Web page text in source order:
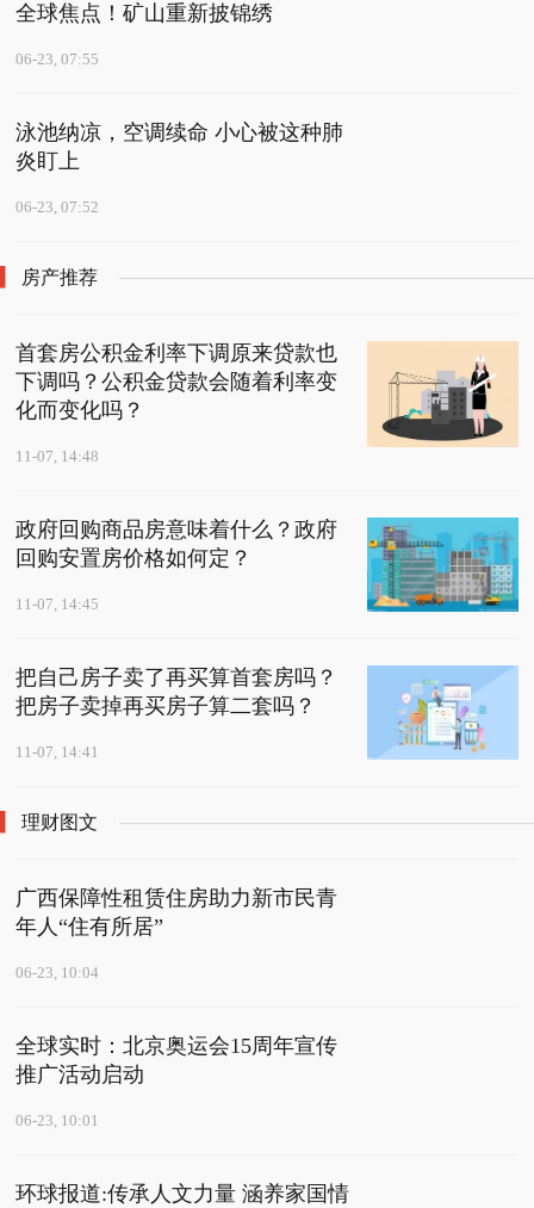
全球焦点！矿山重新披锦绣
06-23, 07:55
泳池纳凉，空调续命 小心被这种肺
炎盯上
06-23, 07:52
房产推荐
首套房公积金利率下调原来贷款也
下调吗？公积金贷款会随着利率变
化而变化吗？
11-07, 14:48
政府回购商品房意味着什么？政府
回购安置房价格如何定？
11-07, 14:45
把自己房子卖了再买算首套房吗？
把房子卖掉再买房子算二套吗？
11-07, 14:41
理财图文
广西保障性租赁住房助力新市民青
年人“住有所居”
06-23, 10:04
全球实时：北京奥运会15周年宣传
推广活动启动
06-23, 10:01
环球报道:传承人文力量 涵养家国情